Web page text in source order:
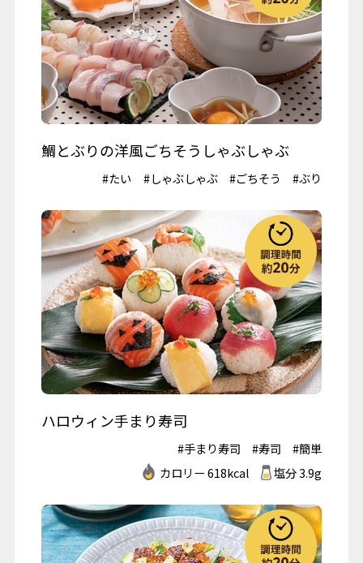
鯛とぶりの洋風ごちそうしゃぶしゃぶ
#たい #しゃぶしゃぶ #ごちそう #ぶり
ハロウィン手まり寿司
#手まり寿司 #寿司
#簡単
カロリー 618kcal
塩分 3.9g